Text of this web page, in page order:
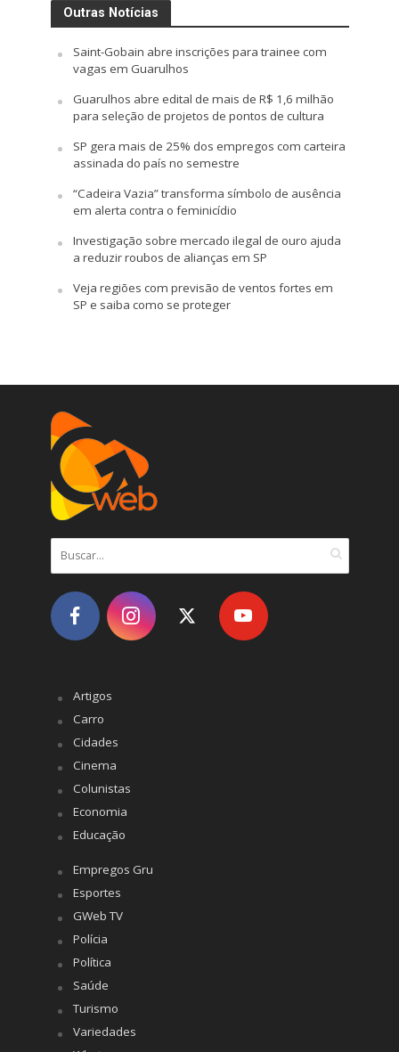
Outras Notícias
Saint-Gobain abre inscrições para trainee com
vagas em Guarulhos
Guarulhos abre edital de mais de R$ 1,6 milhão
para seleção de projetos de pontos de cultura
SP gera mais de 25% dos empregos com carteira
assinada do país no semestre
“Cadeira Vazia” transforma símbolo de ausência
em alerta contra o feminicídio
Investigação sobre mercado ilegal de ouro ajuda
a reduzir roubos de alianças em SP
Veja regiões com previsão de ventos fortes em
SP e saiba como se proteger
Artigos
Carro
Cidades
Cinema
Colunistas
Economia
Educação
Empregos Gru
Esportes
GWeb TV
Polícia
Política
Saúde
Turismo
Variedades